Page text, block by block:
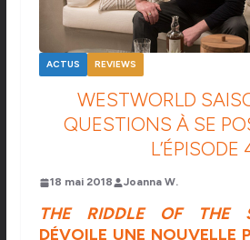
ACTUS REVIEWS
WESTWORLD
QUESTIONS À SE
L’ÉPISODE
18 mai 2018 Joanna W.
THE RIDDLE OF THE
DÉVOILE UNE NOUVELLE